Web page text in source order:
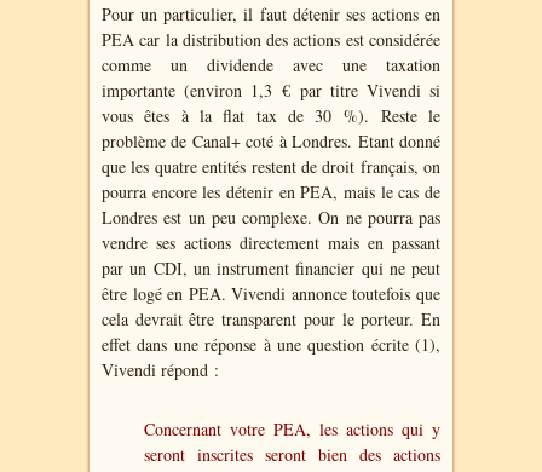
Pour un particulier, il faut détenir ses actions en
PEA car la distribution des actions est considérée
comme un dividende avec une taxation
importante (environ 1,3 € par titre Vivendi si
vous êtes à la flat tax de 30 %). Reste le
problème de Canal+ coté à Londres. Etant donné
que les quatre entités restent de droit français, on
pourra encore les détenir en PEA, mais le cas de
Londres est un peu complexe. On ne pourra pas
vendre ses actions directement mais en passant
par un CDI, un instrument financier qui ne peut
être logé en PEA. Vivendi annonce toutefois que
cela devrait être transparent pour le porteur. En
effet dans une réponse à une question écrite (1),
Vivendi répond :
Concernant votre PEA, les actions qui y
seront inscrites seront bien des actions